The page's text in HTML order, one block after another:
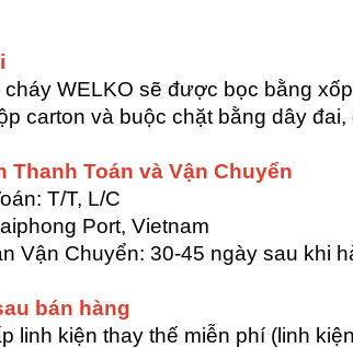
cháy WELKO sẽ được bọc bằng
carton và buộc chặt bằng dây
Thanh Toán và Vận Chuyển
T/T, L/C
Port, Vietnam
Vận Chuyển: 30-45 ngày sau khi
bán hàng
linh kiện thay thế miễn phí (linh